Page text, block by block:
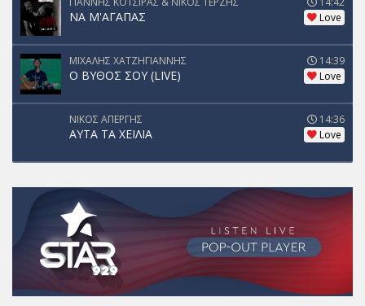
ΝΑ Μ'ΑΓΑΠΑΣ
Love
ΜΙΧΑΛΗΣ ΧΑΤΖΗΓΙΑΝΝΗΣ
Ο ΒΥΘΟΣ ΣΟΥ (LIVE)
14:39
Love
ΝΙΚΟΣ ΑΠΕΡΓΗΣ
ΑΥΤΑ ΤΑ ΧΕΙΛΙΑ
14:36
Love